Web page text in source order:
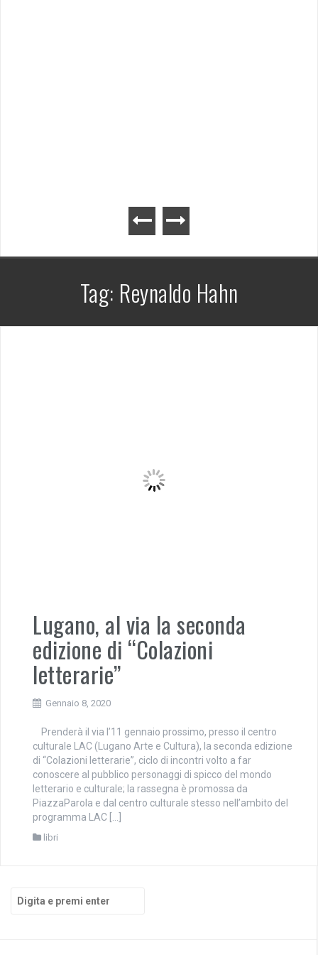
Tag: Reynaldo Hahn
Lugano, al via la seconda
edizione di “Colazioni
letterarie”
Gennaio 8, 2020
Prenderà il via l’11 gennaio prossimo, presso il centro
culturale LAC (Lugano Arte e Cultura), la seconda edizione
di “Colazioni letterarie”, ciclo di incontri volto a far
conoscere al pubblico personaggi di spicco del mondo
letterario e culturale; la rassegna è promossa da
PiazzaParola e dal centro culturale stesso nell’ambito del
programma LAC […]
libri